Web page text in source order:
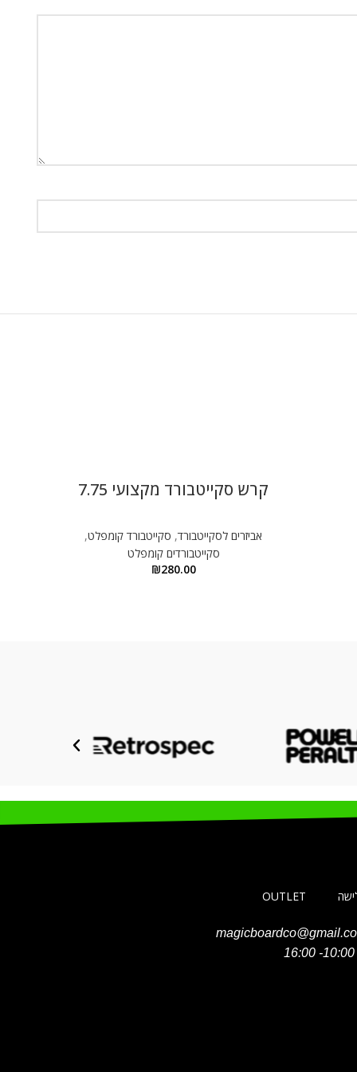
קרש סקייטבורד מקצועי 7.75
אביזרים לסקייטבורד, סקייטבורד קומפלט,
סקייטבורדים קומפלט
₪280.00
OUTLET